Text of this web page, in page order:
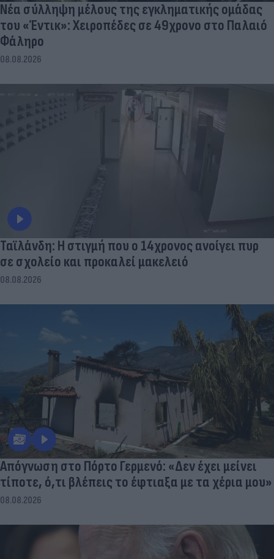
Νέα σύλληψη μέλους της εγκληματικής ομάδας
του «Έντικ»: Χειροπέδες σε 49χρονο στο Παλαιό
Φάληρο
08.08.2026
Ταϊλάνδη: Η στιγμή που ο 14χρονος ανοίγει πυρ
σε σχολείο και προκαλεί μακελειό
08.08.2026
Απόγνωση στο Πόρτο Γερμενό: «Δεν έχει μείνει
τίποτε, ό,τι βλέπεις το έφτιαξα με τα χέρια μου»
08.08.2026